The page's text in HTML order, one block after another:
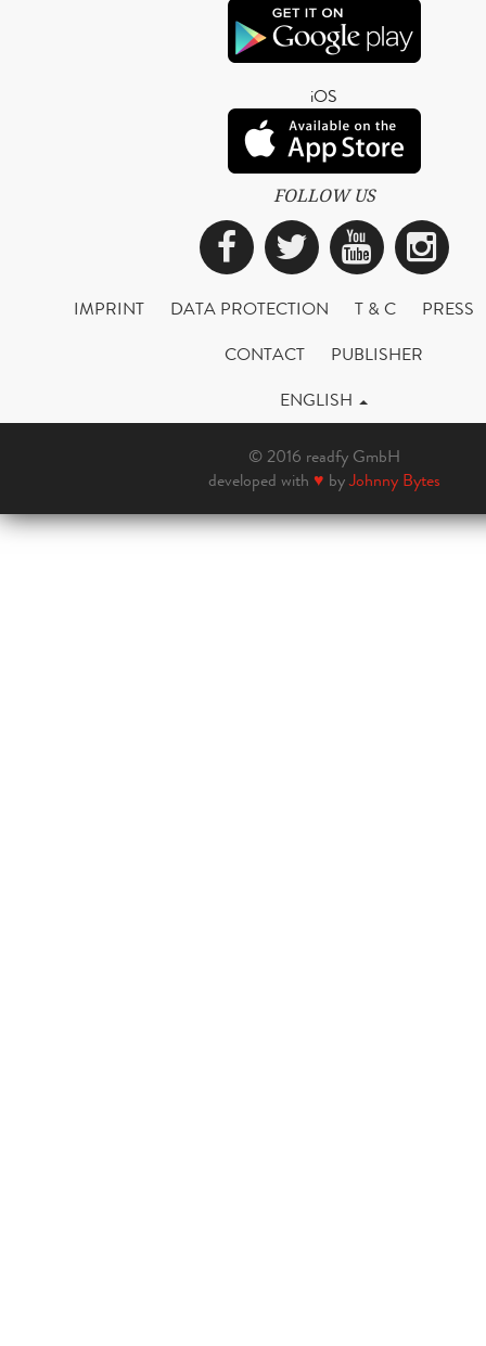
iOS
FOLLOW US
Facebook
Twitter
IMPRINT DATA PROTECTION T & C
PRESS
CONTACT
PUBLISHER
ENGLISH
© 2016 readfy GmbH
developed with ♥ byJohnny Bytes